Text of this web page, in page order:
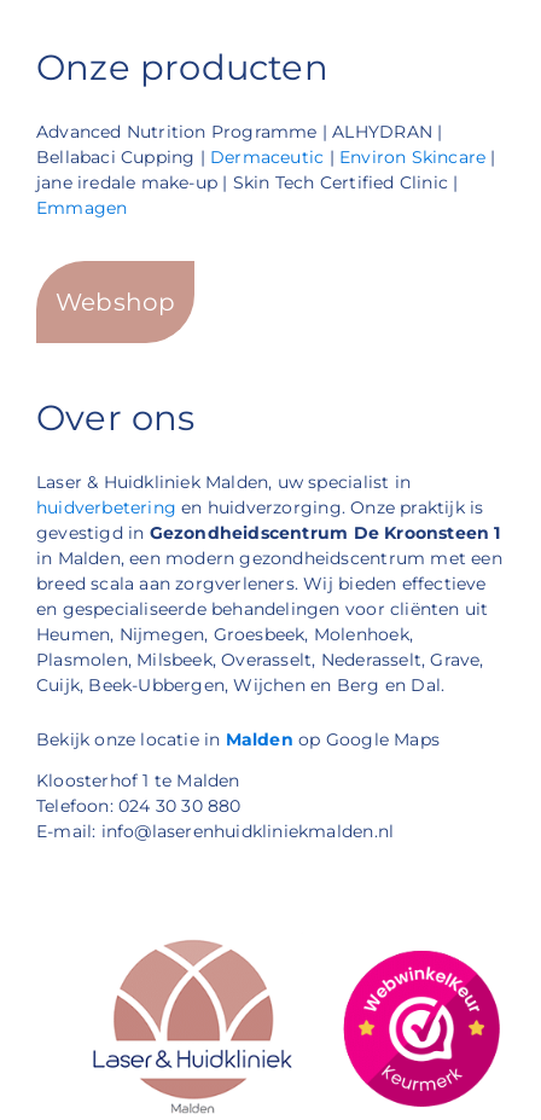
Onze producten
Advanced Nutrition Programme | ALHYDRAN |
Bellabaci Cupping | Dermaceutic | Environ Skincare |
jane iredale make-up | Skin Tech Certified Clinic |
Emmagen
Webshop
Over ons
Laser & Huidkliniek Malden, uw specialist in
huidverbetering en huidverzorging. Onze praktijk is
gevestigd in Gezondheidscentrum De Kroonsteen 1
in Malden, een modern gezondheidscentrum met een
breed scala aan zorgverleners. Wij bieden effectieve
en gespecialiseerde behandelingen voor cliënten uit
Heumen, Nijmegen, Groesbeek, Molenhoek,
Plasmolen, Milsbeek, Overasselt, Nederasselt, Grave,
Cuijk, Beek-Ubbergen, Wijchen en Berg en Dal.
Bekijk onze locatie in Malden op Google Maps
Kloosterhof 1 te Malden
Telefoon: 024 30 30 880
E-mail: info@laserenhuidkliniekmalden.nl